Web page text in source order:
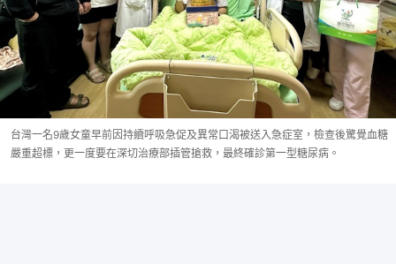
台灣一名9歲女童早前因持續呼吸急促及異常口渴被送入急症室，檢查後驚覺血糖
嚴重超標，更一度要在深切治療部插管搶救，最終確診第一型糖尿病。